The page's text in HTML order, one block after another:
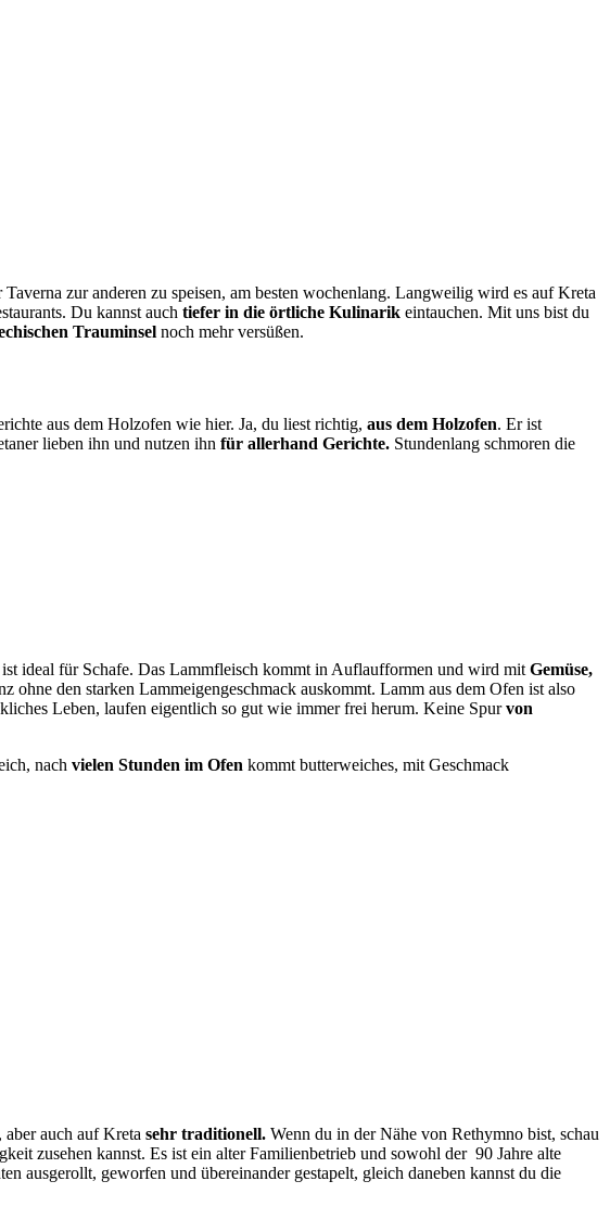
zur anderen zu speisen, am besten wochenlang. Langweilig wird es auf Kreta
Du kannst auch tiefer in die örtliche Kulinarik eintauchen. Mit uns bist du
Trauminsel noch mehr versüßen.
aus dem Holzofen wie hier. Ja, du liest richtig, aus dem Holzofen. Er ist
lieben ihn und nutzen ihn für allerhand Gerichte. Stundenlang schmoren die
ideal für Schafe. Das Lammfleisch kommt in Auflaufformen und wird mit Gemüse,
ohne den starken Lammeigengeschmack auskommt. Lamm aus dem Ofen ist also
Leben, laufen eigentlich so gut wie immer frei herum. Keine Spurvon
nach vielen Stunden im Ofen kommt butterweiches, mit Geschmack
auch auf Kreta sehr traditionell. Wenn du in der Nähe von Rethymno bist, schau
zusehen kannst. Es ist ein alter Familienbetrieb und sowohl der 90 Jahre alte
ausgerollt, geworfen und übereinander gestapelt, gleich daneben kannst du die